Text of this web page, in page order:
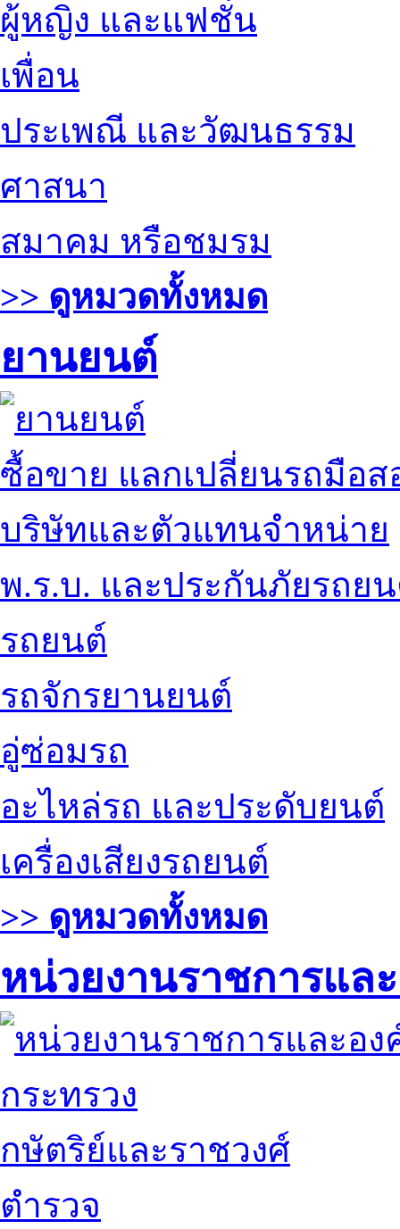
ผู้หญิง และแฟชั่น
เพื่อน
ประเพณี และวัฒนธรรม
ศาสนา
สมาคม หรือชมรม
>> ดูหมวดทั้งหมด
ยานยนต์
ซื้อขาย แลกเปลี่ยนรถมือส
บริษัทและตัวแทนจำหน่าย
พ.ร.บ. และประกันภัยรถย
รถยนต์
รถจักรยานยนต์
อู่ซ่อมรถ
อะไหล่รถ และประดับยนต์
เครื่องเสียงรถยนต์
>> ดูหมวดทั้งหมด
หน่วยงานราชการแล
กระทรวง
กษัตริย์และราชวงศ์
ตำรวจ